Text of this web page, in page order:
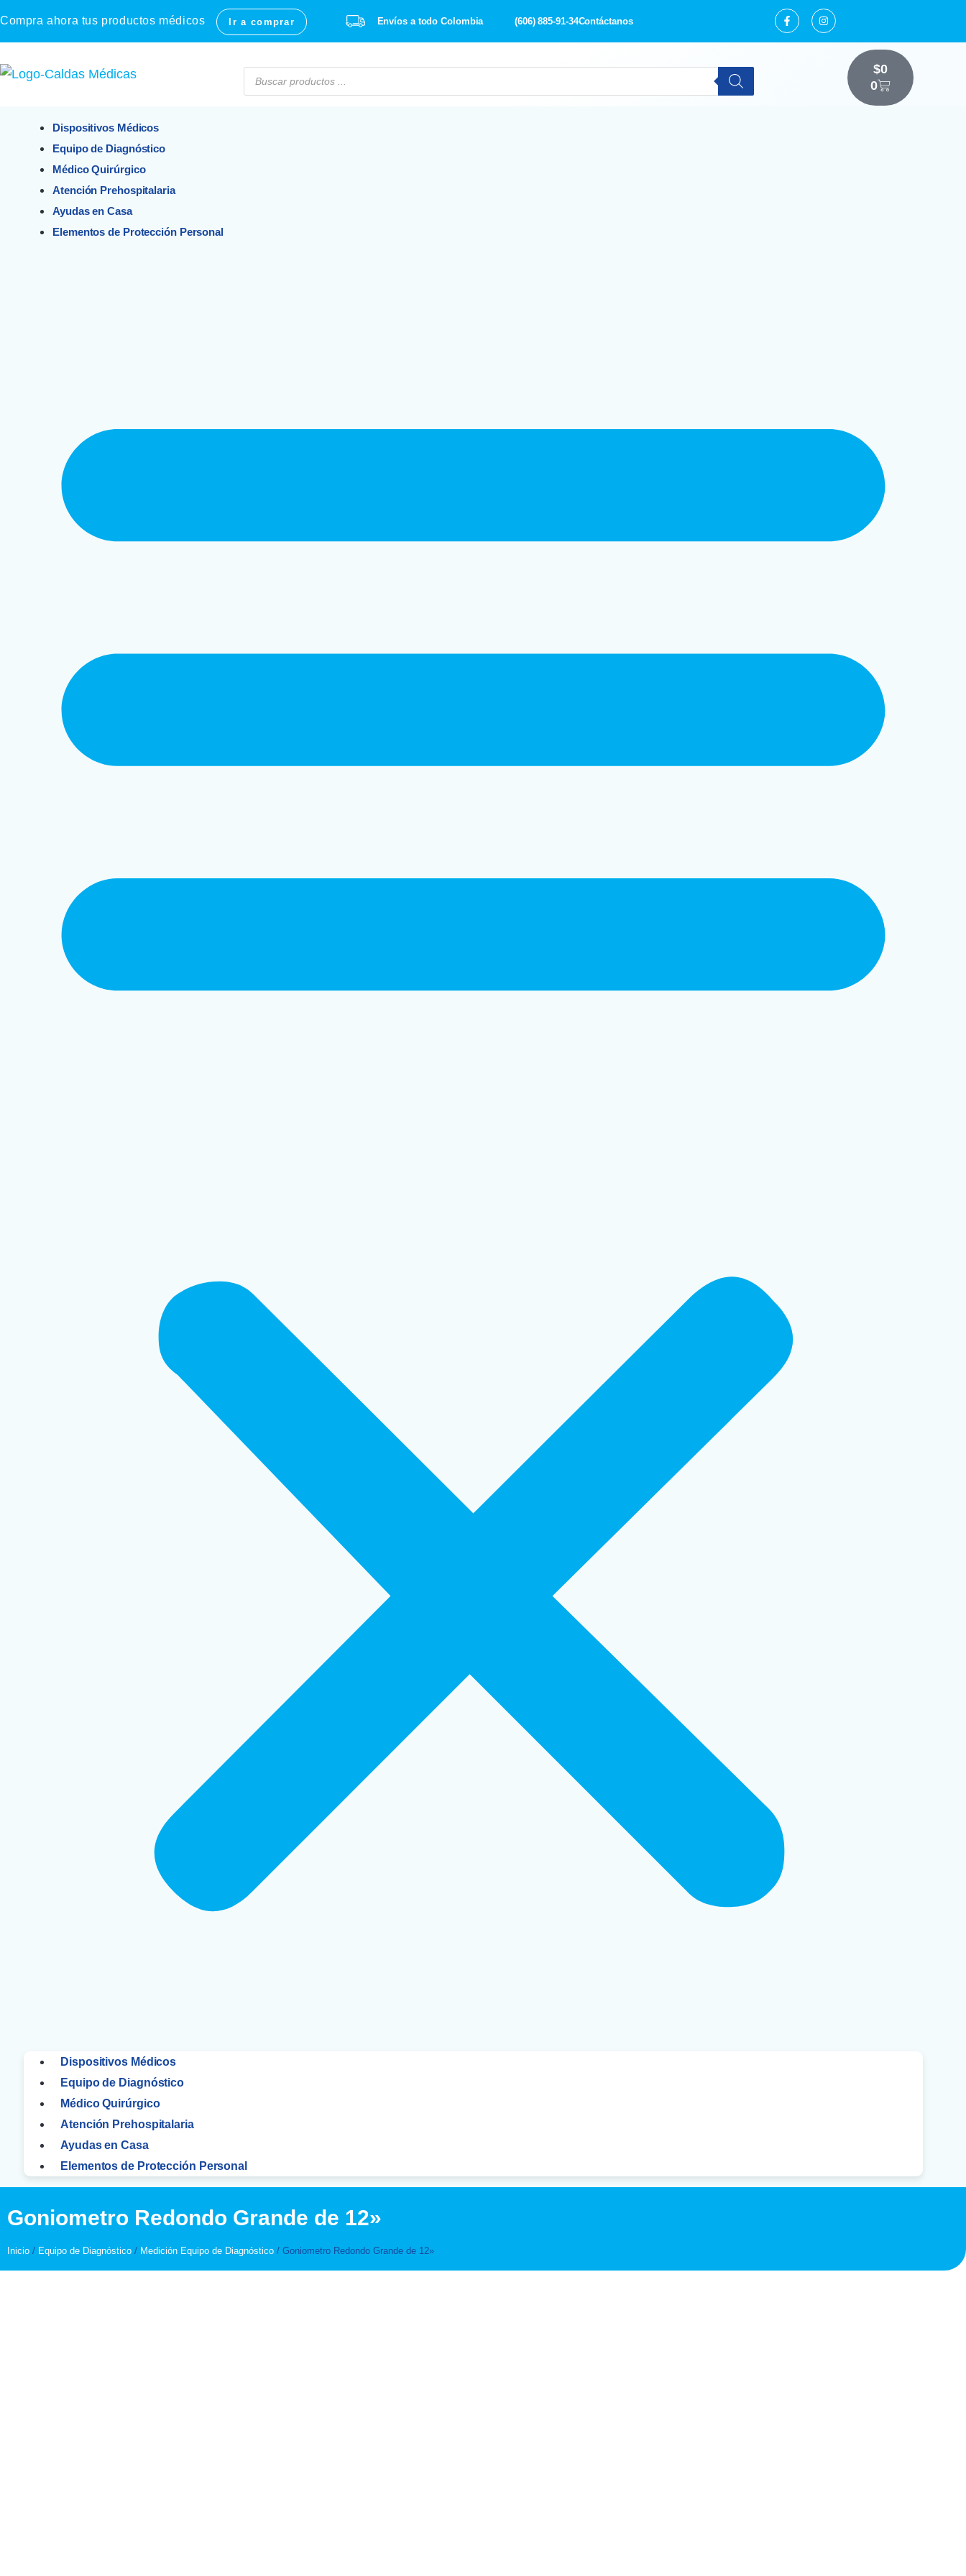
Compra ahora tus productos médicos Ir a comprar Envíos a todo Colombia (606) 885-91-34Contáctanos
$0
0
Dispositivos Médicos
Equipo de Diagnóstico
Médico Quirúrgico
Atención Prehospitalaria
Ayudas en Casa
Elementos de Protección Personal
Dispositivos Médicos
Equipo de Diagnóstico
Médico Quirúrgico
Atención Prehospitalaria
Ayudas en Casa
Elementos de Protección Personal
Goniometro Redondo Grande de 12»
Inicio / Equipo de Diagnóstico / Medición Equipo de Diagnóstico / Goniometro Redondo Grande de 12»